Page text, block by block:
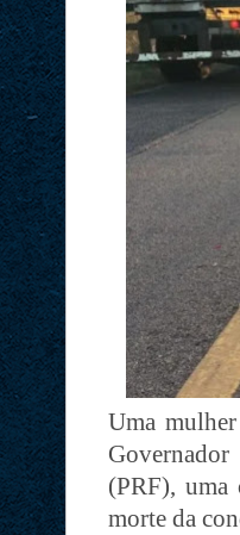
Uma
(PRF),
morte da